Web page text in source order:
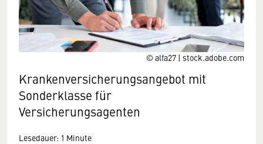
© alfa27 | stock.adobe.com
Krankenversicherungsangebot mit
Sonderklasse für
Versicherungsagenten
Lesedauer: 1 Minute